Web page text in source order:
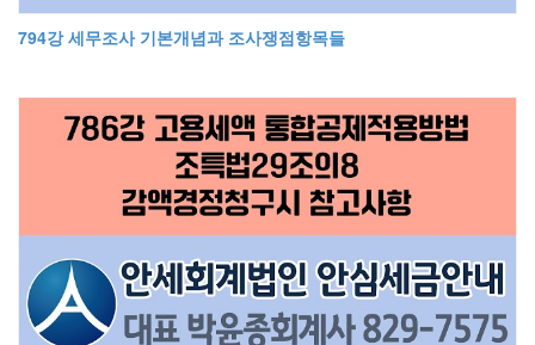
794강 세무조사 기본개념과 조사쟁점항목들